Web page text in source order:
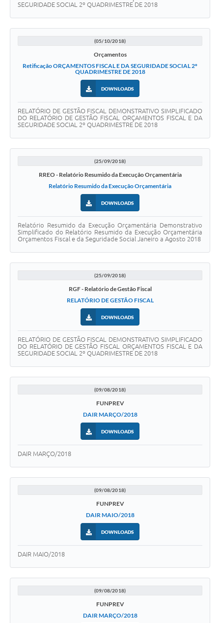
SEGURIDADE SOCIAL 2º QUADRIMESTRE DE 2018
(05/10/2018)
Orçamentos
Retificação ORÇAMENTOS FISCAL E DA SEGURIDADE SOCIAL 2º
QUADRIMESTRE DE 2018
DOWNLOADS
RELATÓRIO DE GESTÃO FISCAL DEMONSTRATIVO SIMPLIFICADO
DO RELATÓRIO DE GESTÃO FISCAL ORÇAMENTOS FISCAL E DA
SEGURIDADE SOCIAL 2º QUADRIMESTRE DE 2018
(25/09/2018)
RREO - Relatório Resumido da Execução Orçamentária
Relatório Resumido da Execução Orçamentária
DOWNLOADS
Relatório Resumido da Execução Orçamentária Demonstrativo
Simplificado do Relatório Resumido da Execução Orçamentária
Orçamentos Fiscal e da Seguridade Social Janeiro a Agosto 2018
(25/09/2018)
RGF - Relatório de Gestão Fiscal
RELATÓRIO DE GESTÃO FISCAL
DOWNLOADS
RELATÓRIO DE GESTÃO FISCAL DEMONSTRATIVO SIMPLIFICADO
DO RELATÓRIO DE GESTÃO FISCAL ORÇAMENTOS FISCAL E DA
SEGURIDADE SOCIAL 2º QUADRIMESTRE DE 2018
(09/08/2018)
FUNPREV
DAIR MARÇO/2018
DOWNLOADS
DAIR MARÇO/2018
(09/08/2018)
FUNPREV
DAIR MAIO/2018
DOWNLOADS
DAIR MAIO/2018
(09/08/2018)
FUNPREV
DAIR MARÇO/2018